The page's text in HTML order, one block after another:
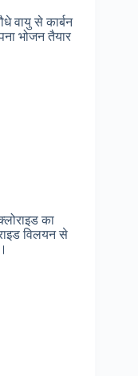
वायु से कार्बन
भोजन तैयार
का
विलयन से